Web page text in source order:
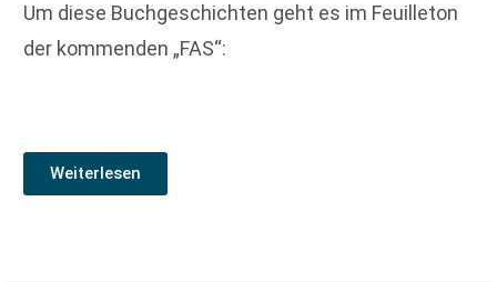
Um diese Buchgeschichten geht es im Feuilleton
der kommenden „FAS“:
Weiterlesen